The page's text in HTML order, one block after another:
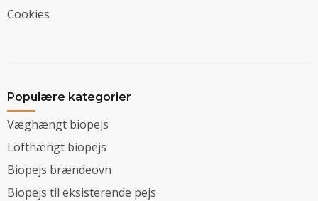
Cookies
Populære kategorier
Væghængt biopejs
Lofthængt biopejs
Biopejs brændeovn
Biopejs til eksisterende pejs